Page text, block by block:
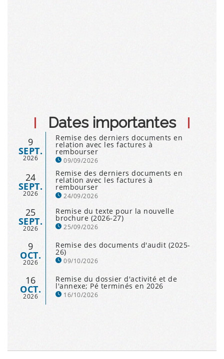
Dates importantes
9
SEPT.
2026
Remise des derniers documents en
relation avec les factures à
rembourser
09/09/2026
24
SEPT.
2026
Remise des derniers documents en
relation avec les factures à
rembourser
24/09/2026
25
SEPT.
2026
Remise du texte pour la nouvelle
brochure (2026-27)
25/09/2026
9
OCT.
2026
Remise des documents d'audit (2025-
26)
09/10/2026
16
OCT.
2026
Remise du dossier d'activité et de
l'annexe; Pé terminés en 2026
16/10/2026